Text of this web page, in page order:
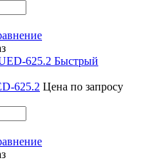
Быстрый
625.2 Цена по запросу